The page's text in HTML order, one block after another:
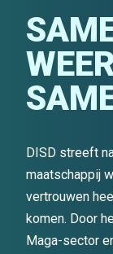
DISD streeft
maatschappij
vertrouwen
komen. Door
Maga-sector